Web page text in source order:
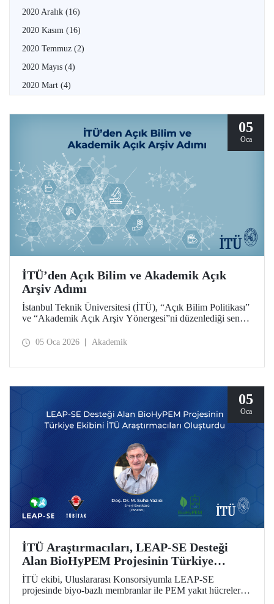
2020 Aralık (16)
2020 Kasım (16)
2020 Temmuz (2)
2020 Mayıs (4)
2020 Mart (4)
05
Oca
İTÜ’den Açık Bilim ve Akademik Açık
Arşiv Adımı
İstanbul Teknik Üniversitesi (İTÜ), “Açık Bilim Politikası”
ve “Akademik Açık Arşiv Yönergesi”ni düzenlediği senato
05 Oca 2026 Akademik
05
Oca
İTÜ Araştırmacıları, LEAP-SE Desteği
Alan BioHyPEM Projesinin Türkiye
Ekibini Oluşturdu
İTÜ ekibi, Uluslararası Konsorsiyumla LEAP-SE
projesinde biyo-bazlı membranlar ile PEM yakıt hücreleri